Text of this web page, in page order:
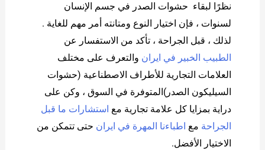
نظرًا لبقاء حشوات الصدر في جسم الإنسان
لسنوات ، فإن اختيار النوع ومتانته أمر مهم للغاية .
لذلك ، قبل الجراحة ، تأكد من الاستفسار عن
الطبيب الخبير في ايران والتعرف على مختلف
العلامات التجارية للأطراف الاصطناعية (حشوات
السيليكون الصدر)المتوفرة في السوق ، وكن على
دراية بمزايا كل علامة تجارية مع استشارات ما قبل
الجراحة مع اطباءنا المهرة في ايران حتى تتمكن من
الاختيار الأفضل.